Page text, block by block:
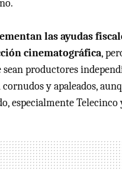
las ayudas
cinematográfica,
sean productores
cornudos y apaleados,
especialmente Telecinco